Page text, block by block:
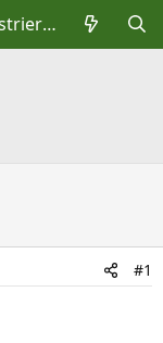
Registrieren
#1